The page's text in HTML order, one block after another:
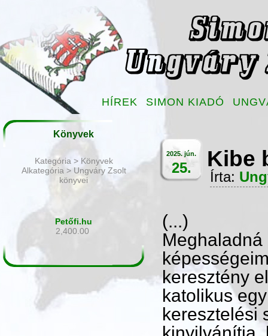
HÍREK SIMON KIADÓ
Könyvek
Kategória > Könyvek
Alkategória > Ungváry Zsolt
könyvei
Petőfi.hu
2,400.00
2025. jún.
25. Kibe
Írta:
(...)
keresztény
katolikus
keresztelési